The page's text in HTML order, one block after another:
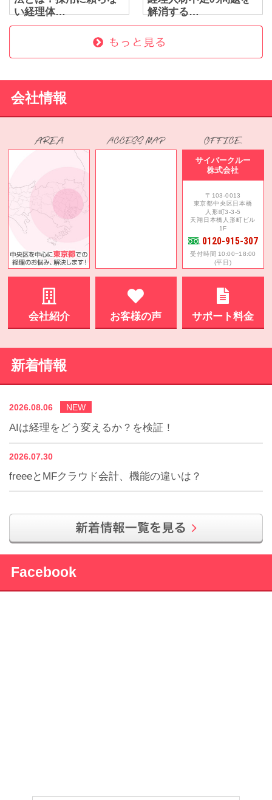
い経理体…
解消する…
会社情報
会社紹介 お客様の声
サイバークルー
株式会社
〒103-0013
東京都中央区日本橋
人形町3-3-5
天翔日本橋人形町ビル
1F
0120-915-307
受付時間 10:00~18:00
(平日)
サポート料金
新着情報
2026.08.06 NEW
AIは経理をどう変えるか？を検証！
2026.07.30
freeeとMFクラウド会計、機能の違いは？
Facebook